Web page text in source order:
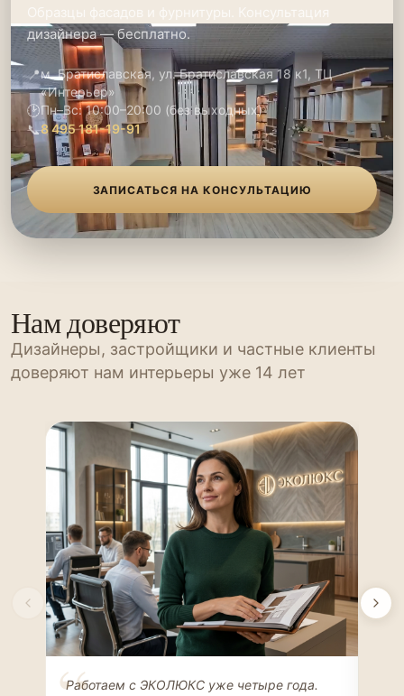
Образцы фасадов и фурнитуры. Консультация
дизайнера — бесплатно.
📍м. Братиславская, ул. Братиславская 18 к1, ТЦ
«Интерьер»
🕑Пн–Вс: 10:00–20:00 (без выходных)
📞8 495 181-19-91
ЗАПИСАТЬСЯ НА КОНСУЛЬТАЦИЮ
Нам доверяют
Дизайнеры, застройщики и частные клиенты
доверяют нам интерьеры уже 14 лет
Елена Соколова
Работаем с ЭКОЛЮКС уже четыре года.